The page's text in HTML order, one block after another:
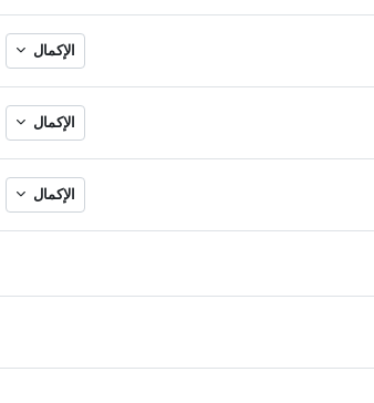
الإكمال
الإكمال
الإكمال